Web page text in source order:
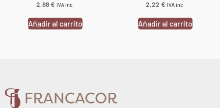
2,88€ IVA inc.
Añadir al carrito
2,22 € IVA inc.
Añadir al carrito